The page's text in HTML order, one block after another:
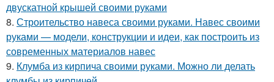
двускатной крышей своими руками
8. Строительство навеса своими руками. Навес своими
руками — модели, конструкции и идеи, как построить из
современных материалов навес
9. Клумба из кирпича своими руками. Можно ли делать